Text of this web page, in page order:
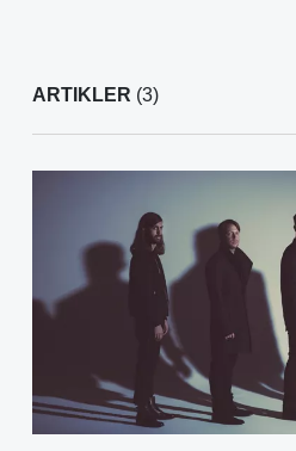
ARTIKLER (3)